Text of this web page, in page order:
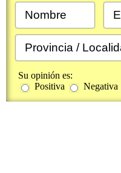
Su opinión es:
Positiva
Negativa